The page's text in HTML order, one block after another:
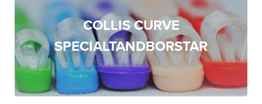
COLLIS CURVE
SPECIALTANDBORSTAR